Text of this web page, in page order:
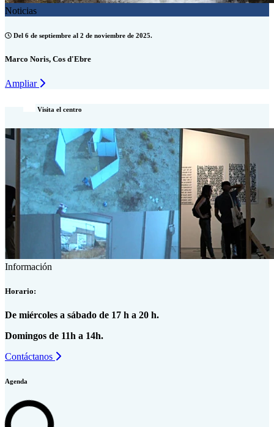
Noticias
Del 6 de septiembre al 2 de noviembre de 2025.
Marco Noris, Cos d'Ebre
Ampliar
Visita el centro
Información
Horario:
De miércoles a sábado de 17 h a 20 h.
Domingos de 11h a 14h.
Contáctanos
Agenda